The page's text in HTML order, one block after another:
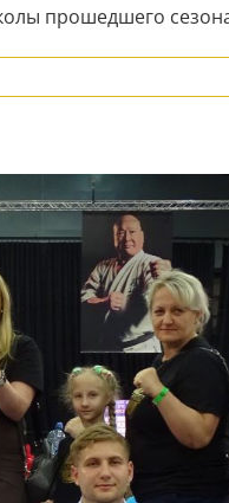
прошедшего